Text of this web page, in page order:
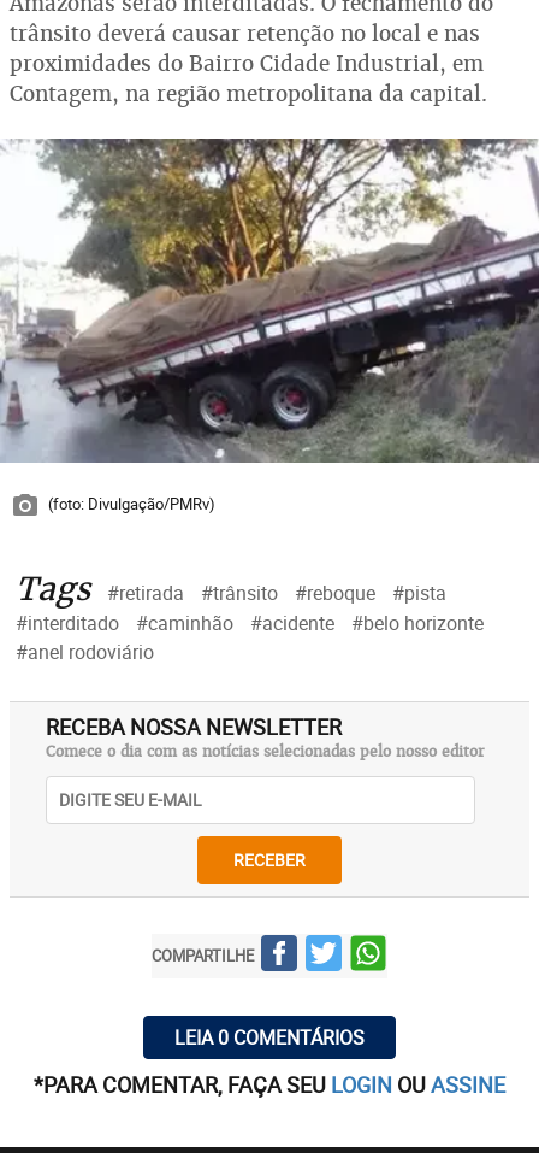
trânsito deverá causar retenção no local e nas
proximidades do Bairro Cidade Industrial, em
Contagem, na região metropolitana da capital.
(foto: Divulgação/PMRv)
Tags #retirada #trânsito #reboque
#pista
#interditado
#caminhão #acidente
#belo horizonte
#anel rodoviário
RECEBA NOSSA NEWSLETTER
Comece o dia com as notícias selecionadas pelo nosso editor
RECEBER
COMPARTILHE
LEIA 0 COMENTÁRIOS
*PARA COMENTAR, FAÇA SEU LOGIN OUASSINE